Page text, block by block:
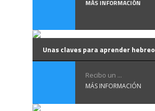
MÁS INFORMACIÓN
Unas claves para aprender hebreo
Recibo un ...
MÁS INFORMACIÓN